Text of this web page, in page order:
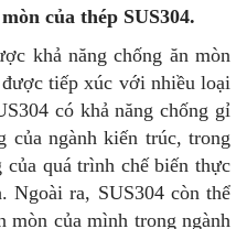
của thép SUS304.
khả năng chống ăn mòn
tiếp xúc với nhiều loại
có khả năng chống gỉ
của ngành kiến trúc, trong
quá trình chế biến thực
Ngoài ra, SUS304 còn thể
mòn của mình trong ngành